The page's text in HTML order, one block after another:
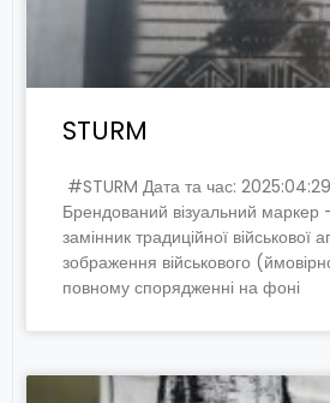
STURM
#STURM Дата та час:
Брендований візуальний маркер
замінник традиційної військової
зображення військового
повному спорядженні на фоні